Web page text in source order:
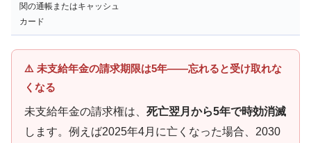
関の通帳またはキャッシュ
カード
⚠️ 未支給年金の請求期限は5年——忘れると受け取れな
くなる
未支給年金の請求権は、 死亡翌月から5年で時効消滅
します。例えば2025年4月に亡くなった場合、2030